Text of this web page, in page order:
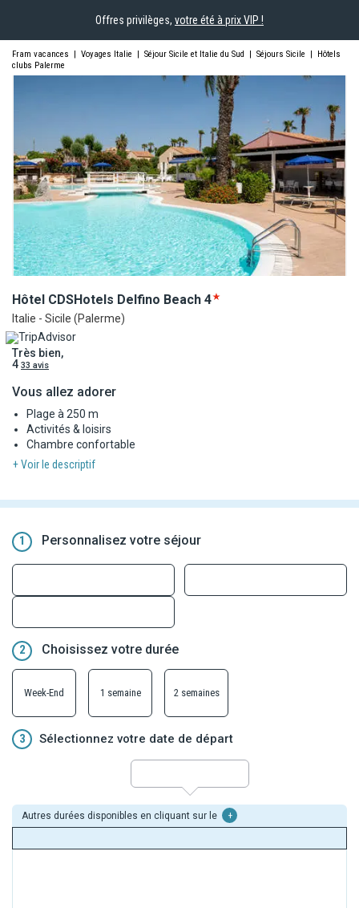
Offres privilèges, votre été à prix VIP !
Fram vacances | Voyages Italie | Séjour Sicile et Italie du Sud | Séjours Sicile | Hôtels
clubs Palerme
Hôtel CDSHotels Delfino Beach 4
Italie - Sicile (Palerme)
Très bien,
4 33 avis
Vous allez adorer
Plage à 250 m
Activités & loisirs
Chambre confortable
+ Voir le descriptif
1 Personnalisez votre séjour
2 Choisissez votre durée
Week-End 1 semaine 2 semaines
3 Sélectionnez votre date de départ
Autres durées disponibles en cliquant sur le +